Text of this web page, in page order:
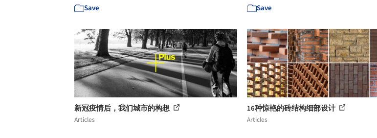
Save Save
新冠疫情后，我们城市的构想
Articles
16种惊艳的砖结构细部设计
Articles